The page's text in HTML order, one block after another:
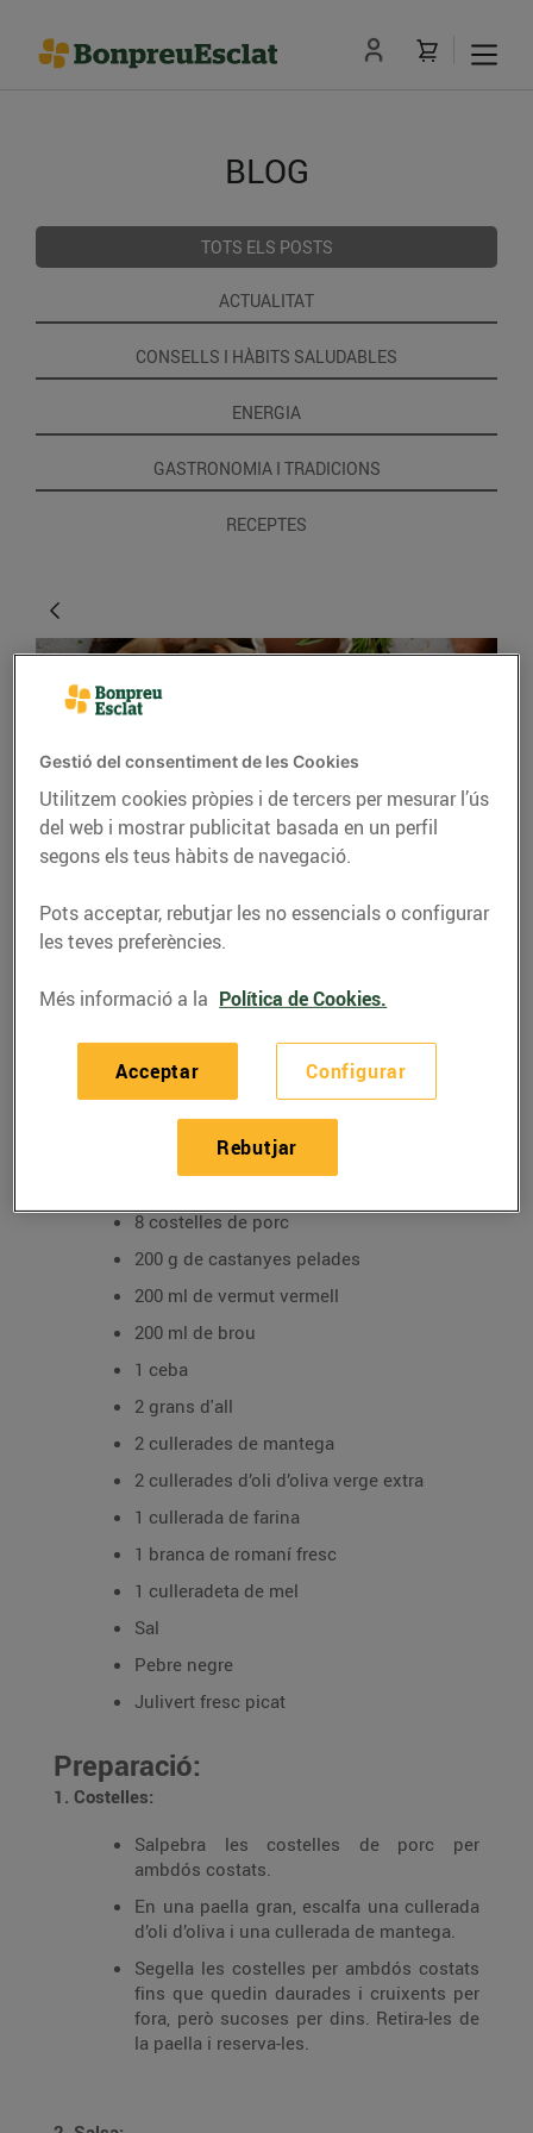
BLOG
TOTS ELS POSTS
ACTUALITAT
CONSELLS I HÀBITS SALUDABLES
ENERGIA
GASTRONOMIA I TRADICIONS
RECEPTES
RECEPTES
Costelles de porc amb
vermut
Per a 4 persones
01/d’octubre/2024
8 costelles de porc
200 g de castanyes pelades
200 ml de vermut vermell
200 ml de brou
1 ceba
2 grans d'all
2 cullerades de mantega
2 cullerades d’oli d’oliva verge extra
1 cullerada de farina
1 branca de romaní fresc
1 culleradeta de mel
Sal
Pebre negre
Julivert fresc picat
Preparació:
1. Costelles:
Salpebra les costelles de porc per
ambdós costats.
En una paella gran, escalfa una cullerada
d’oli d’oliva i una cullerada de mantega.
Segella les costelles per ambdós costats
fins que quedin daurades i cruixents per
fora, però sucoses per dins. Retira-les de
la paella i reserva-les.
Gestió del consentiment de les Cookies
Utilitzem cookies pròpies i de tercers per mesurar l’ús
del web i mostrar publicitat basada en un perfil
segons els teus hàbits de navegació.
Pots acceptar, rebutjar les no essencials o configurar
les teves preferències.
Més informació a la Política de Cookies.
Configurar
Rebutjar
Acceptar